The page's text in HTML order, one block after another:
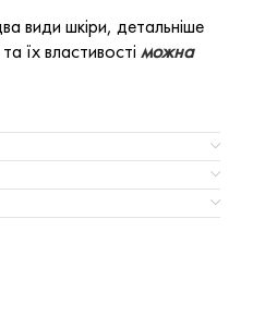
види шкіри, детальніше
їх властивості можна